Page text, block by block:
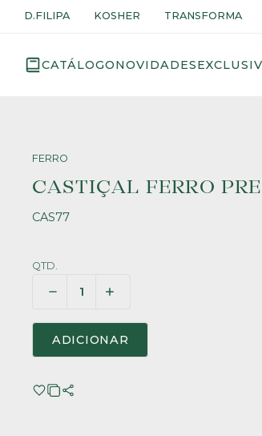
D.FILIPA KOSHER TRANSFORMA
CATÁLOGONOVIDADES
FERRO
CASTIÇAL FERRO
CAS77
QTD.
ADICIONAR